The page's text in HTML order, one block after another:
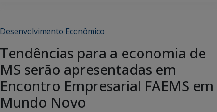
Desenvolvimento Econômico
Tendências para a economia de
MS serão apresentadas em
Encontro Empresarial FAEMS em
Mundo Novo